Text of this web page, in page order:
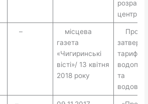
центр»
–
місцева
газета
«Чигиринські
вісті»/ 13 квітня
2018 року
Про
тарифів
та